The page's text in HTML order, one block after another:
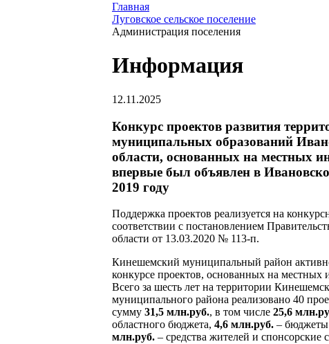
Главная
Луговское сельское поселение
Администрация поселения
Информация
12.11.2025
Конкурс проектов развития
муниципальных образований
области, основанных на местных
впервые был объявлен в
2019 году
Поддержка проектов реализуется на
соответствии с постановлением
области от 13.03.2020 № 113-п.
Кинешемский муниципальный район
конкурсе проектов, основанных на местных
Всего за шесть лет на территории
муниципального района реализовано 40
сумму 31,5 млн.руб., в том числе 25,6
областного бюджета, 4,6 млн.руб. –
млн.руб. – средства жителей и спонсорские